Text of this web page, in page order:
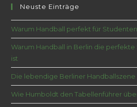
Neuste Einträge
Warum Handball perfekt für
Warum Handball in Berlin die
ist
Die lebendige Berliner
Wie Humboldt den Tabellenführer